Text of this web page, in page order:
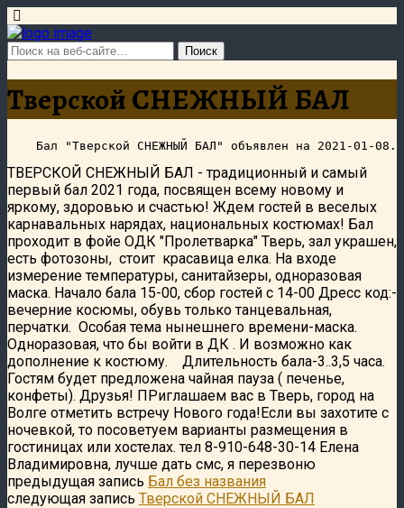
Тверской СНЕЖНЫЙ БАЛ
ТВЕРСКОЙ СНЕЖНЫЙ БАЛ - традиционный и самый
первый бал 2021 года, посвящен всему новому и
яркому, здоровью и счастью! Ждем гостей в веселых
карнавальных нарядах, национальных костюмах! Бал
проходит в фойе ОДК "Пролетварка" Тверь, зал украшен,
есть фотозоны, стоит красавица елка. На входе
измерение температуры, санитайзеры, одноразовая
маска. Начало бала 15-00, сбор гостей с 14-00 Дресс код:-
вечерние косюмы, обувь только танцевальная,
перчатки. Особая тема нынешнего времени-маска.
Одноразовая, что бы войти в ДК . И возможно как
дополнение к костюму. Длительность бала-3..3,5 часа.
Гостям будет предложена чайная пауза ( печенье,
конфеты). Друзья! ПРиглашаем вас в Тверь, город на
Волге отметить встречу Нового года!Если вы захотите с
ночевкой, то посоветуем варианты размещения в
гостиницах или хостелах. тел 8-910-648-30-14 Елена
Владимировна, лучше дать смс, я перезвоню
предыдущая запись Бал без названия
следующая запись Тверской СНЕЖНЫЙ БАЛ